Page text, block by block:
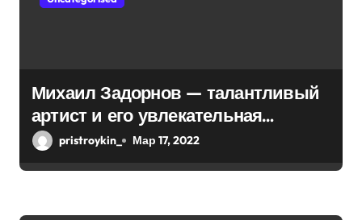
и
с
я
м
Михаил Задорнов — талантливый
артист и его увлекательная
биография — выдающиеся
pristroykin_ Мар 17, 2022